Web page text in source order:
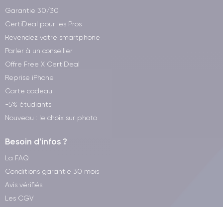
Garantie 30/30
CertiDeal pour les Pros
Revendez votre smartphone
Parler à un conseiller
Offre Free X CertiDeal
Reprise iPhone
Carte cadeau
-5% étudiants
Nouveau : le choix sur photo
Besoin d'infos ?
La FAQ
Conditions garantie 30 mois
Avis vérifiés
Les CGV